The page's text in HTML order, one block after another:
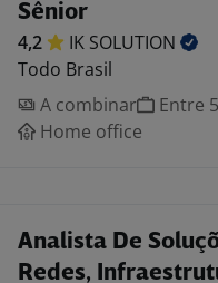
Sênior
4,2 IK SOLUTION
Todo Brasil
A combinar
Entre
Home office
Analista De
Redes,